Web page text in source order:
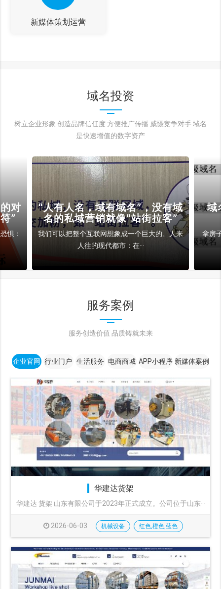
新媒体策划运营
域名投资
树立企业形象 创造品牌信任度 方便推广传播 威慑竞争对手 域名
是快速增值的数字资产
对
”
惧：
“人有人名，域有域名”，没有域
名的私域营销就像“站街拉客”
我们可以把整个互联网想象成一个巨大的、人来
人往的现代都市：在···
域
拿房
服务案例
服务创造价值 品质铸就未来
企业官网 行业门户 生活服务 电商商城 APP小程序 新媒体案例
华建达货架
华建达 货架 山东有限公司于2023年正式成立。公司位于山东···
2026-06-03 机械设备 红色,橙色,蓝色